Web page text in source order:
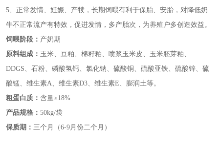
5、正常发情、妊娠、产犊，长期饲喂有利于保胎、安胎，对降低奶
牛不正常流产有特效，促进发情，多产胎次，为养殖户多创造效益。
饲喂阶段： 产奶期
原料组成： 玉米、豆粕、棉籽粕、喷浆玉米皮、玉米胚芽粕、
DDGS、石粉、磷酸氢钙、氯化钠、硫酸铜、硫酸亚铁、硫酸锌、硫
酸锰、维生素A、维生素D3、维生素E、膨润土等。
粗蛋白质： 含量≥18%
产品规格： 50kg/袋
保质期： 三个月（6-9月份二个月）